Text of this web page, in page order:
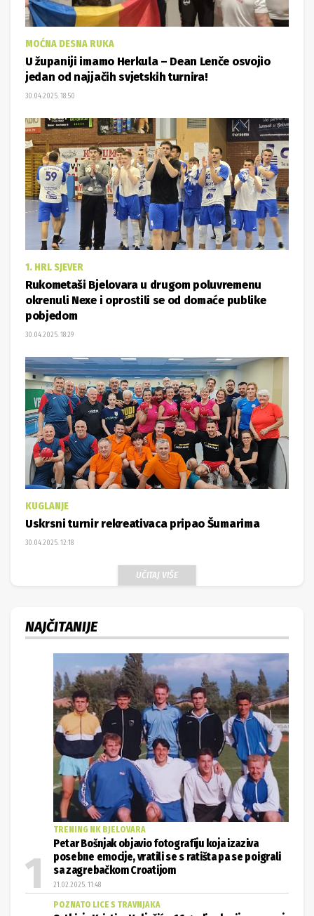
MOĆNA DESNA RUKA
U županiji imamo Herkula – Dean Lenče osvojio
jedan od najjačih svjetskih turnira!
30.04.2025. 18:50
1. HRL SJEVER
Rukometaši Bjelovara u drugom poluvremenu
okrenuli Nexe i oprostili se od domaće publike
pobjedom
30.04.2025. 18:29
KUGLANJE
Uskrsni turnir rekreativaca pripao Šumarima
30.04.2025. 12:18
UČITAJ VIŠE
NAJČITANIJE
TRENING NK BJELOVARA
Petar Bošnjak objavio fotografiju koja izaziva
posebne emocije, vratili se s ratišta pa se poigrali
sa zagrebačkom Croatijom
21.02.2025. 11:48
POZNATO LICE S TRAVNJAKA